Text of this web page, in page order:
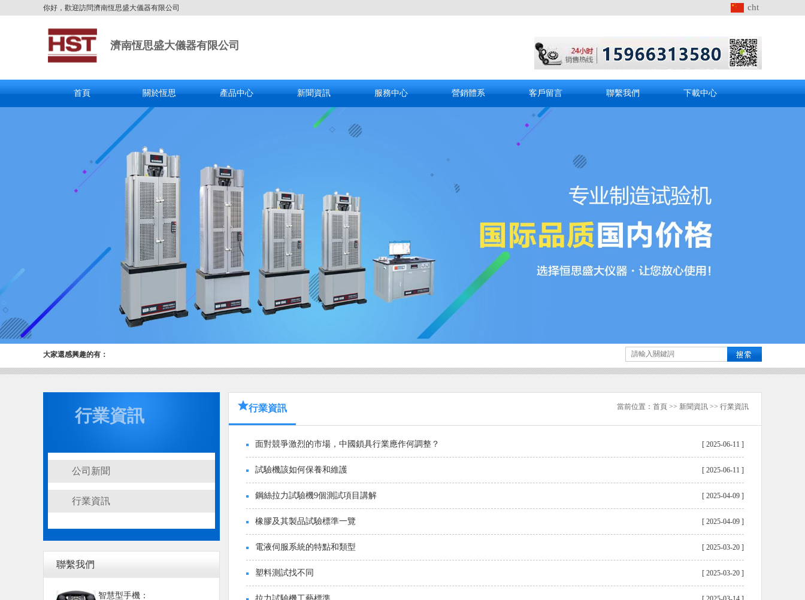
你好，歡迎訪問濟南恆思盛大儀器有限公司 cht
濟南恆思盛大儀器有限公司
首頁 關於恆思 產品中心 新聞資訊 服務中心 營銷體系 客戶留言 聯繫我們 下載中心
大家還感興趣的有：
行業資訊
公司新聞
行業資訊
聯繫我們
智慧型手機：
當前位置： 首頁 >> 新聞資訊 >> 行業資訊
行業資訊
[ 2025-06-11 ]
面對競爭激烈的市場，中國鎖具行業應作何調整？
[ 2025-06-11 ]
試驗機該如何保養和維護
[ 2025-04-09 ]
鋼絲拉力試驗機9個測試項目講解
[ 2025-04-09 ]
橡膠及其製品試驗標準一覽
[ 2025-03-20 ]
電液伺服系統的特點和類型
[ 2025-03-20 ]
塑料測試找不同